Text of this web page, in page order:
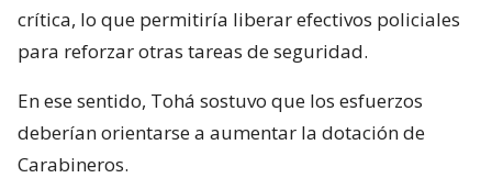
crítica, lo que permitiría liberar efectivos policiales
para reforzar otras tareas de seguridad.
En ese sentido, Tohá sostuvo que los esfuerzos
deberían orientarse a aumentar la dotación de
Carabineros.